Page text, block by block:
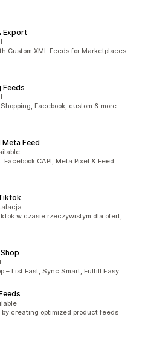
Export
Custom XML Feeds for Marketplaces
Feeds
Facebook, custom & more
Feed
CAPI, Meta Pixel & Feed
w czasie rzeczywistym dla ofert,
– List Fast, Sync Smart, Fulfill Easy
creating optimized product feeds